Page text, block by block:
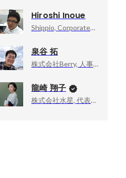
Hiroshi Inoue
Shippio, Corporate管掌
泉谷 拓
株式会社Berry, 人事総務部 部長
龍崎 翔子
株式会社水星, 代表取締役